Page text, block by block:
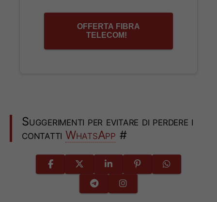
OFFERTA FIBRA
TELECOM!
Suggerimenti per evitare di perdere i
contatti WhatsApp #